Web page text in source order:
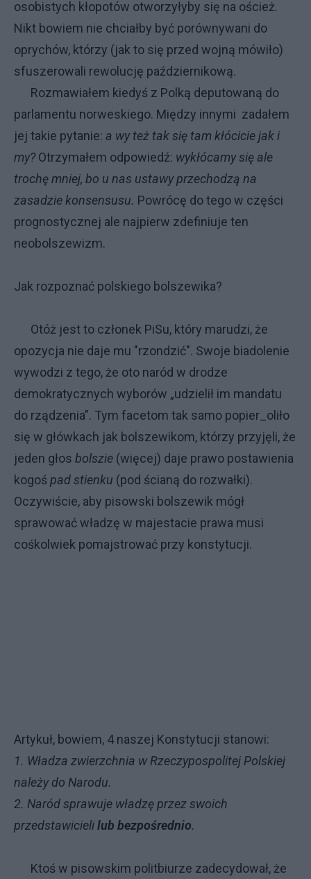
osobistych kłopotów otworzyłyby się na oścież.
Nikt bowiem nie chciałby być porównywani do
oprychów, którzy (jak to się przed wojną mówiło)
sfuszerowali rewolucję październikową.
Rozmawiałem kiedyś z Polką deputowaną do
parlamentu norweskiego. Między innymi zadałem
jej takie pytanie: a wy też tak się tam kłócicie jak i
my? Otrzymałem odpowiedź: wykłócamy się ale
trochę mniej, bo u nas ustawy przechodzą na
zasadzie konsensusu. Powrócę do tego w części
prognostycznej ale najpierw zdefiniuje ten
neobolszewizm.
Jak rozpoznać polskiego bolszewika?
Otóż jest to członek PiSu, który marudzi, że
opozycja nie daje mu "rzondzić". Swoje biadolenie
wywodzi z tego, że oto naród w drodze
demokratycznych wyborów „udzielił im mandatu
do rządzenia”. Tym facetom tak samo popier_oliło
się w główkach jak bolszewikom, którzy przyjęli, że
jeden głos bolszie (więcej) daje prawo postawienia
kogośpad stienku (pod ścianą do rozwałki).
Oczywiście, aby pisowski bolszewik mógł
sprawować władzę w majestacie prawa musi
cośkolwiek pomajstrować przy konstytucji.
Artykuł, bowiem, 4 naszej Konstytucji stanowi:
1. Władza zwierzchnia w Rzeczypospolitej Polskiej
należy do Narodu.
2. Naród sprawuje władzę przez swoich
przedstawicielilub bezpośrednio.
Ktoś w pisowskim politbiurze zadecydował, że